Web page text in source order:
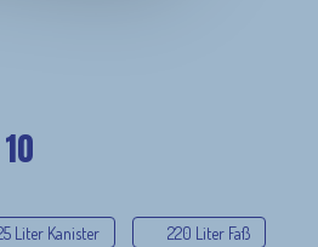
Liter Kanister 220 Liter Faß